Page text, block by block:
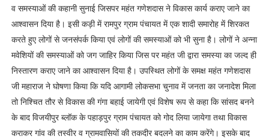
व समस्याओं की कहानी सुनाई जिसपर महंत गणेशदास ने विकास कार्य कराए जाने का
आश्वासन दिया है। इसी कड़ी में रामपुर ग्राम पंचायत में एक शादी समारोह में शिरकत
करते हुए लोगों से जनसंपर्क किया एवं लोगों की समस्याओं को भी सुना है। लोगों ने अन्ना
मवेशियों की समस्याओं को जग जाहिर किया जिस पर महंत जी द्वारा समस्या का जल्द ही
निस्तारण कराए जाने का आश्वासन दिया है। उपस्थित लोगों के समक्ष महंत गणेशदास
जी महाराज ने घोषणा किया कि यदि आगामी लोकसभा चुनाव में जनता का जनादेश मिला
तो निश्चित तौर से विकास की गंगा बहाई जायेगी एवं विशेष रूप से कहा कि सांसद बनने
के बाद विजयीपुर ब्लॉक के पहाड़पुर ग्राम पंचायत को गोद लिया जायेगा तथा विकास
कराकर गांव की तस्वीर व ग्रामवासियों की तकदीर बदलने का काम करेंगे। इसके बाद